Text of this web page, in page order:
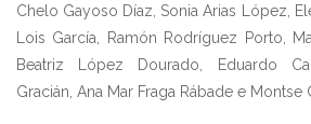
Chelo Gayoso Díaz, Sonia Arias López,
Lois García, Ramón Rodríguez Porto,
Beatriz López Dourado, Eduardo
Gracián, Ana Mar Fraga Rábade e Montse